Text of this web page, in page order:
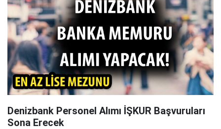
Denizbank Personel Alımı İŞKUR Başvuruları
Sona Erecek